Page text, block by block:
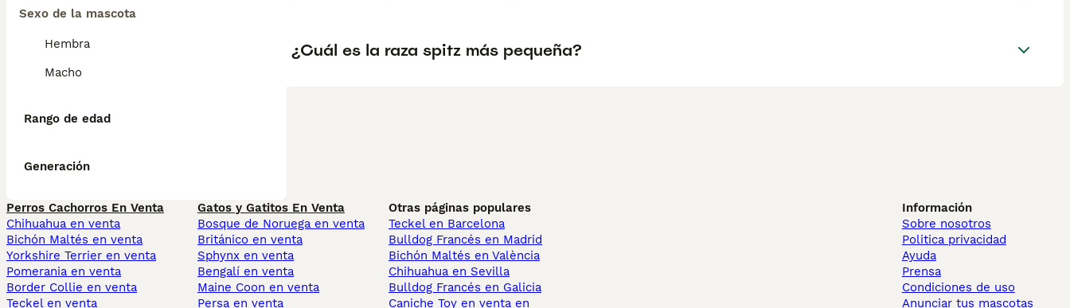
Sexo de la mascota
Hembra
Macho
Rango de edad
Generación
¿Cuál es la raza spitz más pequeña?
Perros Cachorros En Venta
Chihuahua en venta
Bichón Maltés en venta
Yorkshire Terrier en venta
Pomerania en venta
Border Collie en venta
Teckel en venta
Gatos y Gatitos En Venta
Bosque de Noruega en venta
Británico en venta
Sphynx en venta
Bengalí en venta
Maine Coon en venta
Persa en venta
Otras páginas populares
Teckel en Barcelona
Bulldog Francés en Madrid
Bichón Maltés en València
Chihuahua en Sevilla
Bulldog Francés en Galicia
Caniche Toy en venta en
Información
Sobre nosotros
Politica privacidad
Ayuda
Prensa
Condiciones de uso
Anunciar tus mascotas